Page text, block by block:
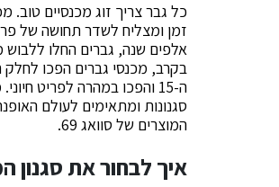
כל גבר צריך זוג מכנסיים
זמן ומצליח לשדר תחושה של
אלפים שנה, גברים החלו ללבוש
בקרב, מכנסי גברים הפכו לחלק
ה-15 והפכו במהרה לפריט
סגנונות ומתאימים לעולם
המוצרים של סוואג 69.
איך לבחור את סגנון